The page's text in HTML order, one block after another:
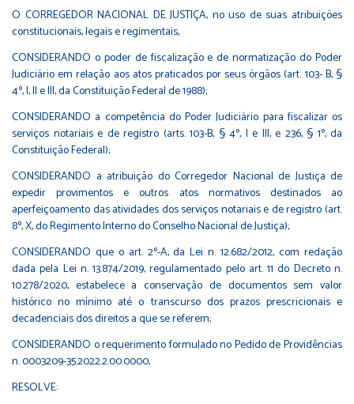
O CORREGEDOR NACIONAL DE JUSTIÇA, no uso de suas atribuições
constitucionais, legais e regimentais,
CONSIDERANDO o poder de fiscalização e de normatização do Poder
Judiciário em relação aos atos praticados por seus órgãos (art. 103- B, §
4º, I, II e III, da Constituição Federal de 1988);
CONSIDERANDO a competência do Poder Judiciário para fiscalizar os
serviços notariais e de registro (arts. 103-B, § 4º, I e III, e 236, § 1º, da
Constituição Federal);
CONSIDERANDO a atribuição do Corregedor Nacional de Justiça de
expedir provimentos e outros atos normativos destinados ao
aperfeiçoamento das atividades dos serviços notariais e de registro (art.
8º, X, do Regimento Interno do Conselho Nacional de Justiça);
CONSIDERANDO que o art. 2º-A, da Lei n. 12.682/2012, com redação
dada pela Lei n. 13.874/2019, regulamentado pelo art. 11 do Decreto n.
10.278/2020, estabelece a conservação de documentos sem valor
histórico no mínimo até o transcurso dos prazos prescricionais e
decadenciais dos direitos a que se referem;
CONSIDERANDO o requerimento formulado no Pedido de Providências
n. 0003209-35.2022.2.00.0000,
RESOLVE: